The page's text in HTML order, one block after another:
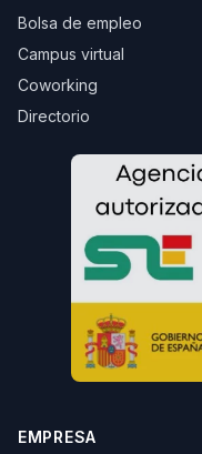
Bolsa de empleo
Campus virtual
Coworking
Directorio
EMPRESA